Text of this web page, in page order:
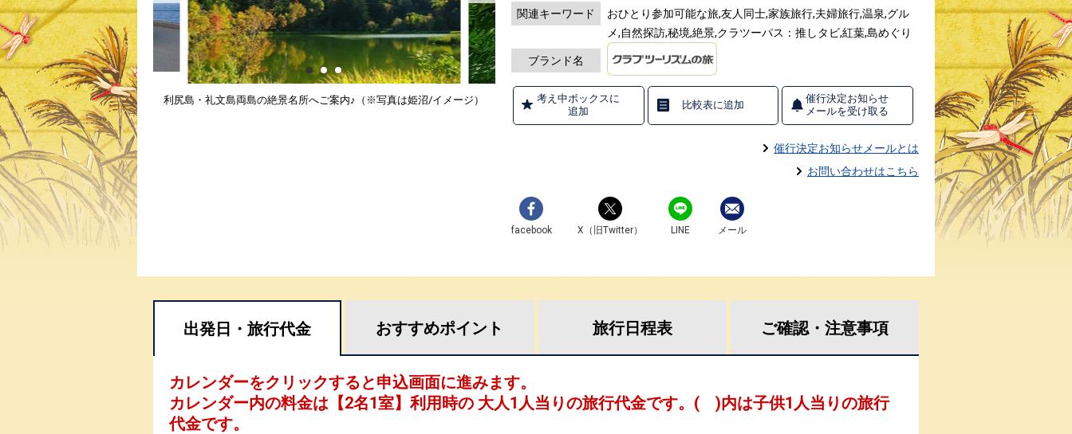
利尻島・礼文島両島の絶景名所へご案内♪（※写真は姫沼/イメージ）
関連キーワード
おひとり参加可能な旅,友人同士,家族旅行,夫婦旅行,温泉,グル
メ,自然探訪,秘境,絶景,クラツーパス：推しタビ,紅葉,島めぐり
ブランド名
考え中ボックスに
追加
比較表に追加
催行決定お知らせ
メールを受け取る
催行決定お知らせメールとは
お問い合わせはこちら
facebook X（旧Twitter） LINE メール
出発日・ 旅行代金 おすすめポイント 旅行日程表 ご確認・ 注意事項
カレンダーをクリックすると申込画面に進みます。
カレンダー内の料金は 【2名1室】利用時の 大人1人当りの旅行代金です。 ( )内は子供1人当りの旅行
代金です。